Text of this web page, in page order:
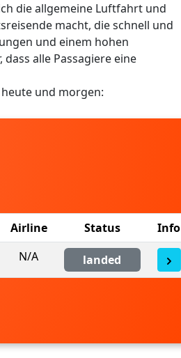
die allgemeine Luftfahrt und
macht, die schnell und
und einem hohen
dass alle Passagiere eine
und morgen:
Airline Status
Info
N/A landed